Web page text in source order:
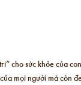
cho sức khỏe của
của mọi người mà còn